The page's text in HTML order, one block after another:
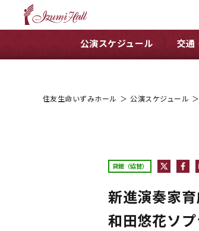
公演スケジュール 交通
住友生命いずみホール ＞ 公演スケジュール ＞
貸館（協賛）
新進演奏家
和田悠花ソ